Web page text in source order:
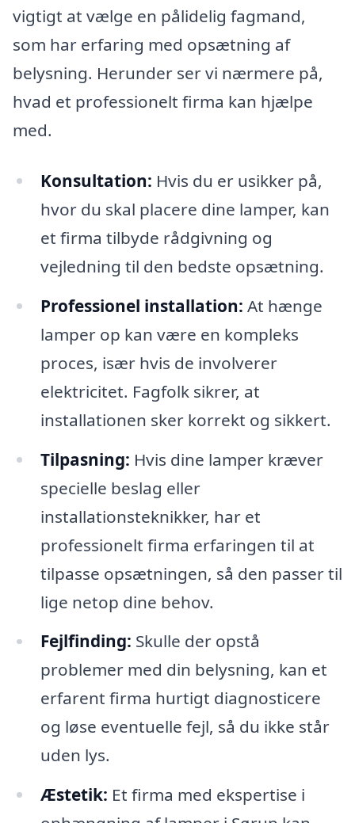
vigtigt at vælge en pålidelig fagmand,
som har erfaring med opsætning af
belysning. Herunder ser vi nærmere på,
hvad et professionelt firma kan hjælpe
med.
Konsultation: Hvis du er usikker på,
hvor du skal placere dine lamper, kan
et firma tilbyde rådgivning og
vejledning til den bedste opsætning.
Professionel installation: At hænge
lamper op kan være en kompleks
proces, især hvis de involverer
elektricitet. Fagfolk sikrer, at
installationen sker korrekt og sikkert.
Tilpasning: Hvis dine lamper kræver
specielle beslag eller
installationsteknikker, har et
professionelt firma erfaringen til at
tilpasse opsætningen, så den passer til
lige netop dine behov.
Fejlfinding: Skulle der opstå
problemer med din belysning, kan et
erfarent firma hurtigt diagnosticere
og løse eventuelle fejl, så du ikke står
uden lys.
Æstetik: Et firma med ekspertise i